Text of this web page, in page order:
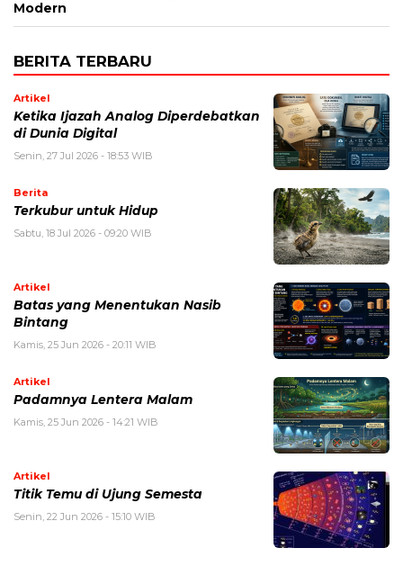
Modern
BERITA TERBARU
Artikel
Ketika Ijazah Analog Diperdebatkan
di Dunia Digital
Senin, 27 Jul 2026 - 18:53 WIB
Berita
Terkubur untuk Hidup
Sabtu, 18 Jul 2026 - 09:20 WIB
Artikel
Batas yang Menentukan Nasib
Bintang
Kamis, 25 Jun 2026 - 20:11 WIB
Artikel
Padamnya Lentera Malam
Kamis, 25 Jun 2026 - 14:21 WIB
Artikel
Titik Temu di Ujung Semesta
Senin, 22 Jun 2026 - 15:10 WIB